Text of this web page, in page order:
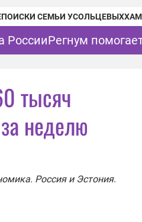
ПОИСКИ СЕМЬИ УСОЛЬЦЕВЫХ
РоссииРегнум
тысяч
неделю
Россия и Эстония.